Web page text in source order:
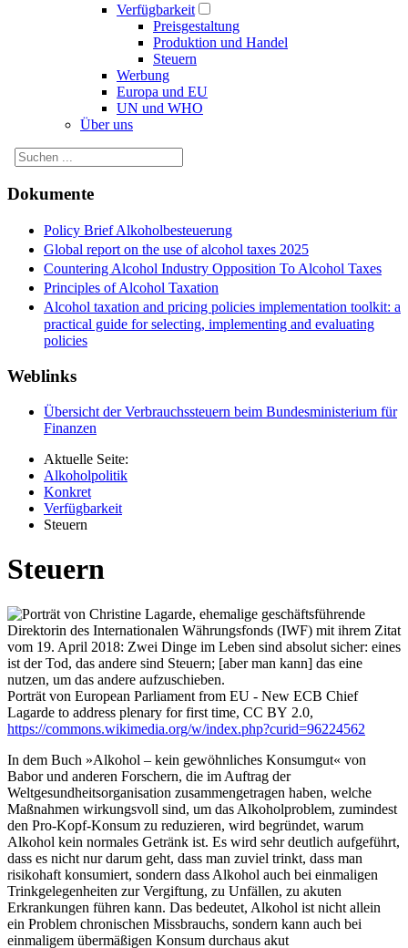
Verfügbarkeit
Preisgestaltung
Produktion und Handel
Steuern
Werbung
Europa und EU
UN und WHO
Über uns
Dokumente
Policy Brief Alkoholbesteuerung
Global report on the use of alcohol taxes 2025
Countering Alcohol Industry Opposition To Alcohol Taxes
Principles of Alcohol Taxation
Alcohol taxation and pricing policies implementation toolkit: a
practical guide for selecting, implementing and evaluating
policies
Weblinks
Übersicht der Verbrauchssteuern beim Bundesministerium für
Finanzen
Aktuelle Seite:
Alkoholpolitik
Konkret
Verfügbarkeit
Steuern
Steuern
Porträt von European Parliament from EU - New ECB Chief
Lagarde to address plenary for first time, CC BY 2.0,
https://commons.wikimedia.org/w/index.php?curid=96224562
In dem Buch »Alkohol – kein gewöhnliches Konsumgut« von
Babor und anderen Forschern, die im Auftrag der
Weltgesundheitsorganisation zusammengetragen haben, welche
Maßnahmen wirkungsvoll sind, um das Alkoholproblem, zumindest
den Pro-Kopf-Konsum zu reduzieren, wird begründet, warum
Alkohol kein normales Getränk ist. Es wird sehr deutlich aufgeführt,
dass es nicht nur darum geht, dass man zuviel trinkt, dass man
risikohaft konsumiert, sondern dass Alkohol auch bei einmaligen
Trinkgelegenheiten zur Vergiftung, zu Unfällen, zu akuten
Erkrankungen führen kann. Das bedeutet, Alkohol ist nicht allein
ein Problem chronischen Missbrauchs, sondern kann auch bei
einmaligem übermäßigen Konsum durchaus akut